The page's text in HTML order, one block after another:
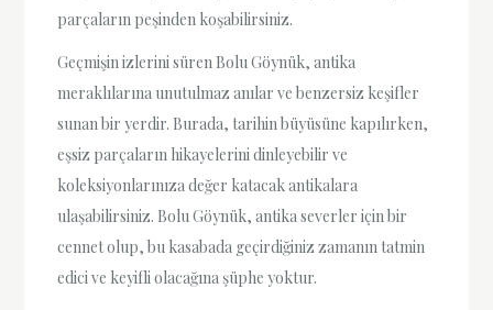
parçaların peşinden koşabilirsiniz.
Geçmişin izlerini süren Bolu Göynük, antika
meraklılarına unutulmaz anılar ve benzersiz keşifler
sunan bir yerdir. Burada, tarihin büyüsüne kapılırken,
eşsiz parçaların hikayelerini dinleyebilir ve
koleksiyonlarınıza değer katacak antikalara
ulaşabilirsiniz. Bolu Göynük, antika severler için bir
cennet olup, bu kasabada geçirdiğiniz zamanın tatmin
edici ve keyifli olacağına şüphe yoktur.